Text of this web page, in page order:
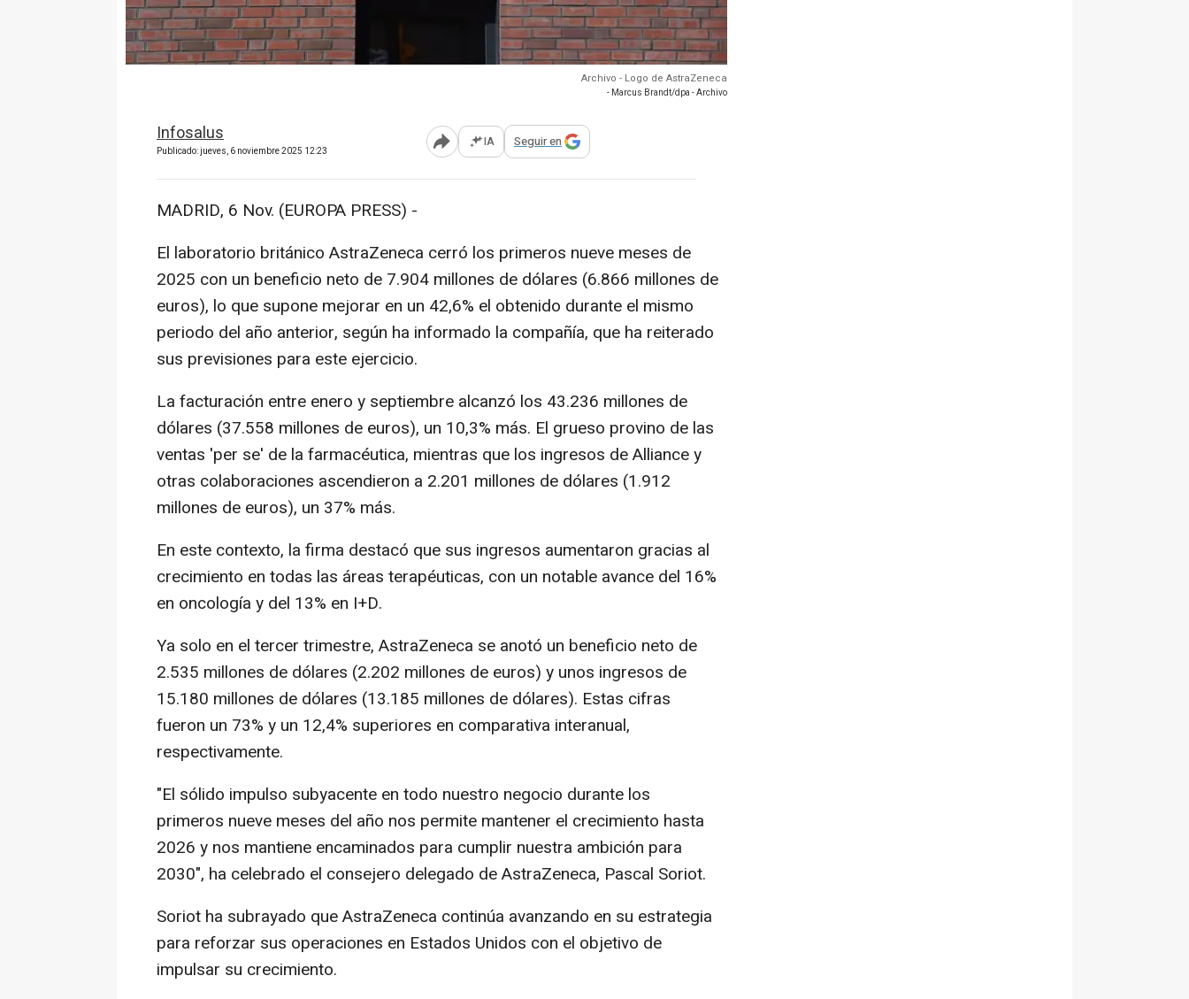
Archivo - Logo de AstraZeneca
- Marcus Brandt/dpa - Archivo
Infosalus
Publicado: jueves, 6 noviembre 2025 12:23 Abrir opciones para compartir
IA Seguir en
MADRID, 6 Nov. (EUROPA PRESS) -
El laboratorio británico AstraZeneca cerró los primeros nueve meses de
2025 con un beneficio neto de 7.904 millones de dólares (6.866 millones de
euros), lo que supone mejorar en un 42,6% el obtenido durante el mismo
periodo del año anterior, según ha informado la compañía, que ha reiterado
sus previsiones para este ejercicio.
La facturación entre enero y septiembre alcanzó los 43.236 millones de
dólares (37.558 millones de euros), un 10,3% más. El grueso provino de las
ventas 'per se' de la farmacéutica, mientras que los ingresos de Alliance y
otras colaboraciones ascendieron a 2.201 millones de dólares (1.912
millones de euros), un 37% más.
En este contexto, la firma destacó que sus ingresos aumentaron gracias al
crecimiento en todas las áreas terapéuticas, con un notable avance del 16%
en oncología y del 13% en I+D.
Ya solo en el tercer trimestre, AstraZeneca se anotó un beneficio neto de
2.535 millones de dólares (2.202 millones de euros) y unos ingresos de
15.180 millones de dólares (13.185 millones de dólares). Estas cifras
fueron un 73% y un 12,4% superiores en comparativa interanual,
respectivamente.
"El sólido impulso subyacente en todo nuestro negocio durante los
primeros nueve meses del año nos permite mantener el crecimiento hasta
2026 y nos mantiene encaminados para cumplir nuestra ambición para
2030", ha celebrado el consejero delegado de AstraZeneca, Pascal Soriot.
Soriot ha subrayado que AstraZeneca continúa avanzando en su estrategia
para reforzar sus operaciones en Estados Unidos con el objetivo de
impulsar su crecimiento.